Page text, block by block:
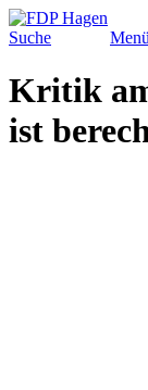
Suche Menü
Kritik
ist